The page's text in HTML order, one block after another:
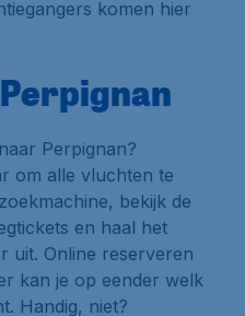
komen hier
Perpignan?
om alle vluchten te
bekijk de
en haal het
uit. Online reserveren
kan je op eender welk
Handig, niet?